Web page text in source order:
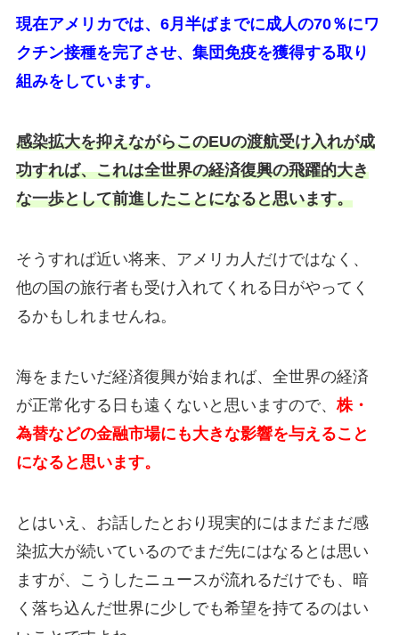
現在アメリカでは、6月半ばまでに成人の70％にワ
クチン接種を完了させ、集団免疫を獲得する取り
組みをしています。
感染拡大を抑えながらこのEUの渡航受け入れが成
功すれば、これは全世界の経済復興の飛躍的大き
な一歩として前進したことになると思います。
そうすれば近い将来、アメリカ人だけではなく、
他の国の旅行者も受け入れてくれる日がやってく
るかもしれませんね。
海をまたいだ経済復興が始まれば、全世界の経済
が正常化する日も遠くないと思いますので、株・
為替などの金融市場にも大きな影響を与えること
になると思います。
とはいえ、お話したとおり現実的にはまだまだ感
染拡大が続いているのでまだ先にはなるとは思い
ますが、こうしたニュースが流れるだけでも、暗
く落ち込んだ世界に少しでも希望を持てるのはい